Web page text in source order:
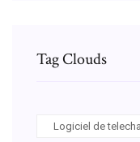
Tag Clouds
Logiciel de